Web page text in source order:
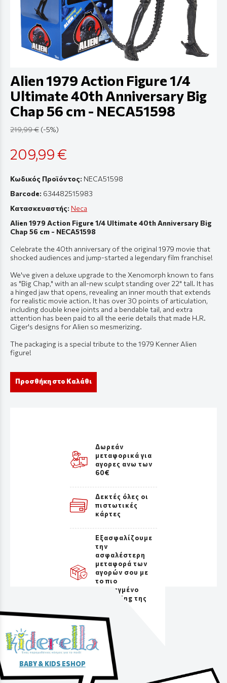
Alien 1979 Action Figure 1/4
Ultimate 40th Anniversary Big
Chap 56 cm - NECA51598
219,99 € (-5%)
209,99 €
Κωδικός Προϊόντος: NECA51598
Barcode: 634482515983
Κατασκευαστής: Neca
Alien 1979 Action Figure 1/4 Ultimate 40th Anniversary Big
Chap 56 cm - NECA51598
Celebrate the 40th anniversary of the original 1979 movie that
shocked audiences and jump-started a legendary film franchise!
We've given a deluxe upgrade to the Xenomorph known to fans
as "Big Chap," with an all-new sculpt standing over 22" tall. It has
a hinged jaw that opens, revealing an inner mouth that extends
for realistic movie action. It has over 30 points of articulation,
including double knee joints and a bendable tail, and extra
attention has been paid to all the eerie details that made H.R.
Giger's designs for Alien so mesmerizing.
The packaging is a special tribute to the 1979 Kenner Alien
figure!
Προσθήκη στο Καλάθι
Δωρεάν
μεταφορικά για
αγορες ανω των
60€
Δεκτές όλες οι
πιστωτικές
κάρτες
Εξασφαλίζουμε
την
ασφαλέστερη
μεταφορά των
αγορών σου με
το πιο
προσεγμένο
packaging της
BABY & KIDS ESHOP